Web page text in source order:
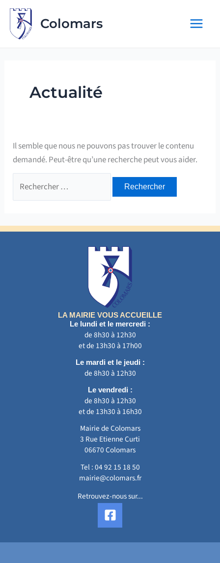
Aller
contenu
Colomars
Actualité
Il semble que nous ne pouvons pas trouver le contenu
demandé. Peut-être qu’une recherche peut vous aider.
LA MAIRIE VOUS ACCUEILLE
Le lundi et le mercredi :
de 8h30 à 12h30
et de 13h30 à 17h00
Le mardi et le jeudi :
de 8h30 à 12h30
Le vendredi :
de 8h30 à 12h30
et de 13h30 à 16h30
Mairie de Colomars
3 Rue Etienne Curti
06670 Colomars
Tel :04 92 15 18 50
mairie@colomars.fr
Retrouvez-nous sur...
F
a
c
e